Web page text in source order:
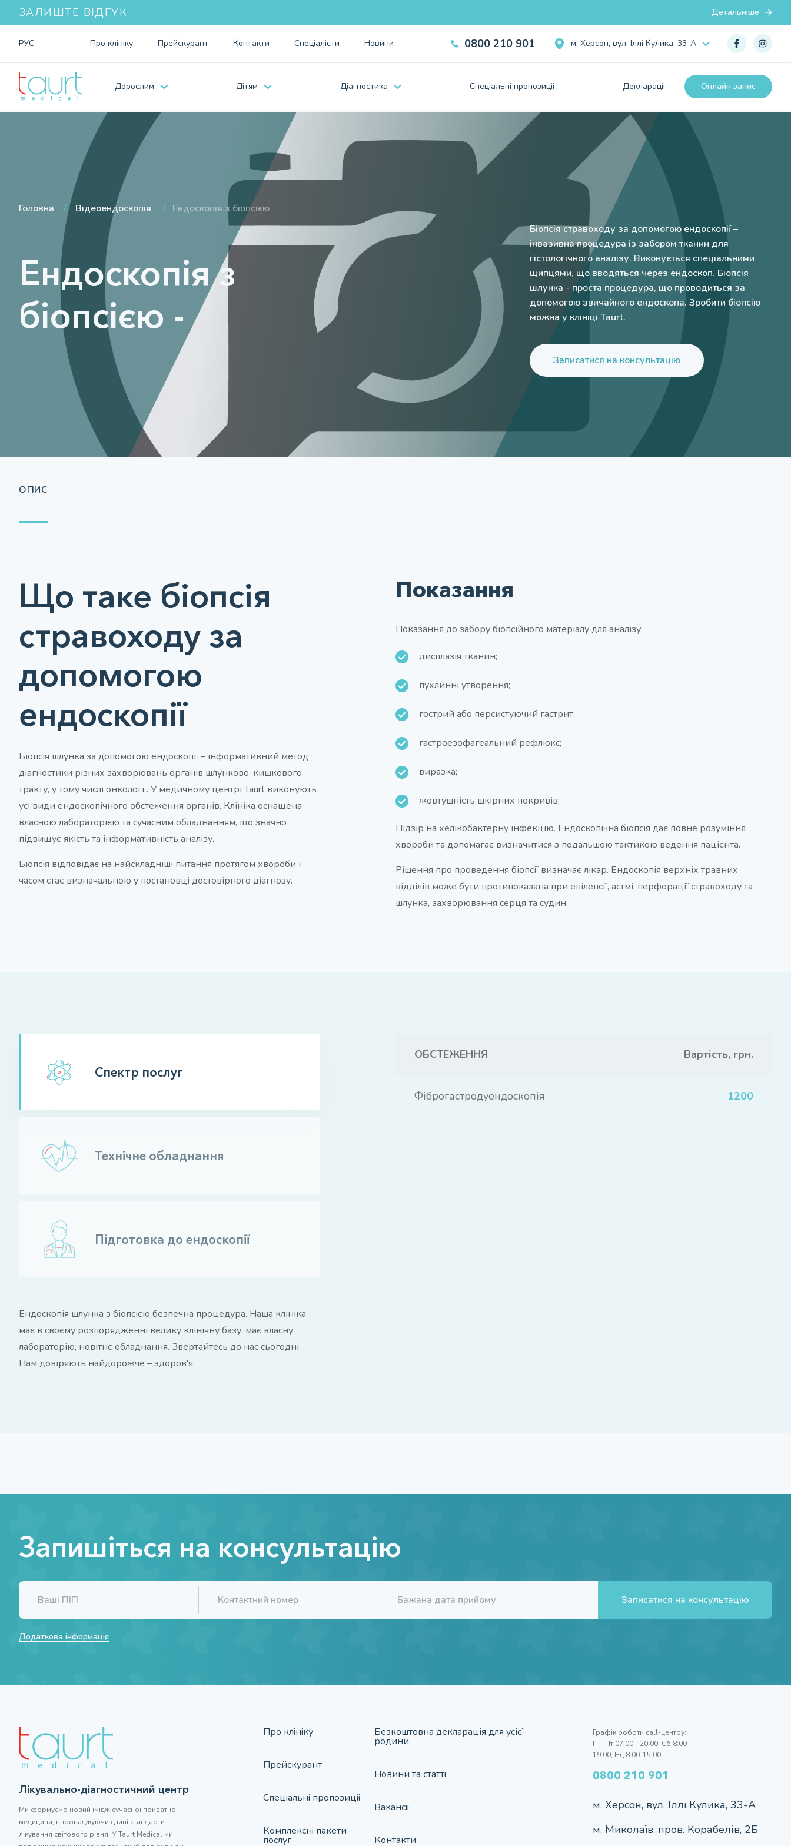
ЗАЛИШТЕ ВІДГУК Детальніше
РУС Про клiнiку Прейскурант Контакти Спеціалісти Новини 0800 210 901 м. Херсон, вул. Iллi Кулика, 33-А
Дорослим Дiтям Дiагностика Спецiальнi пропозицii Декларацii Онлайн запис
Головна Відеоендоскопiя Ендоскопія з біопсією
Ендоскопія з
біопсією -
Біопсія стравоходу за допомогою ендоскопії –
інвазивна процедура із забором тканин для
гістологічного аналізу. Виконується спеціальними
щипцями, що вводяться через ендоскоп. Біопсія
шлунка - проста процедура, що проводиться за
допомогою звичайного ендоскопа. Зробити біопсію
можна у клініці Taurt.
Записатися на консультацію
ОПИС
Що таке біопсія
стравоходу за
допомогою
ендоскопії
Біопсія шлунка за допомогою ендоскопії – інформативний метод
діагностики різних захворювань органів шлунково-кишкового
тракту, у тому числі онкології. У медичному центрі Taurt виконують
усі види ендоскопічного обстеження органів. Клініка оснащена
власною лабораторією та сучасним обладнанням, що значно
підвищує якість та інформативність аналізу.
Біопсія відповідає на найскладніші питання протягом хвороби і
часом стає визначальною у постановці достовірного діагнозу.
Показання
Показання до забору біопсійного матеріалу для аналізу:
дисплазія тканин;
пухлинні утворення;
гострий або персистуючий гастрит;
гастроезофагеальний рефлюкс;
виразка;
жовтушність шкірних покривів;
Підзір на хелікобактерну інфекцію. Ендоскопічна біопсія дає повне розуміння
хвороби та допомагає визначитися з подальшою тактикою ведення пацієнта.
Рішення про проведення біопсії визначає лікар. Ендоскопія верхніх травних
відділів може бути протипоказана при епілепсії, астмі, перфорації стравоходу та
шлунка, захворювання серця та судин.
Спектр послуг
Технічне обладнання
Підготовка до ендоскопії
Ендоскопія шлунка з біопсією безпечна процедура. Наша клініка
має в своєму розпорядженні велику клінічну базу, має власну
лабораторію, новітнє обладнання. Звертайтесь до нас сьогодні.
Нам довіряють найдорожче – здоров'я.
ОБСТЕЖЕННЯ Вартість, грн.
Фіброгастродуендоскопія 1200
Запишіться на консультацію
Записатися на консультацію
Додаткова інформація
Лікувально-діагностичний центр
Ми формуємо новий імідж сучасної приватної
медицини, впроваджуючи єдині стандарти
лікування світового рівня. У Taurt Medical ми
Про клiнiку
Прейскурант
Спецiальнi пропозицii
Комплекснi пакети
послуг
Безкоштовна декларація для усієї
родини
Новини та статтi
Вакансii
Контакти
Графік роботи call-центру:
Пн-Пт 07:00 - 20:00, Сб 8:00-
19:00, Нд 8:00-15:00
0800 210 901
м. Херсон, вул. Iллi Кулика, 33-А
м. Миколаїв, пров. Корабелів, 2Б